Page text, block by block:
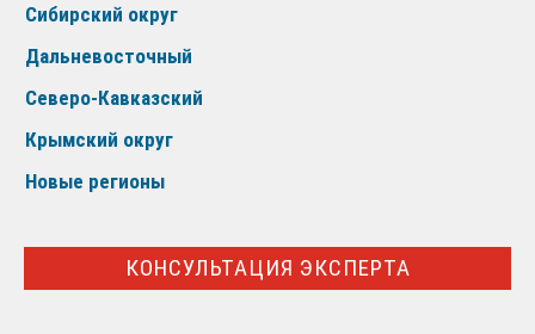
Сибирский округ
Дальневосточный
Северо-Кавказский
Крымский округ
Новые регионы
КОНСУЛЬТАЦИЯ ЭКСПЕРТА